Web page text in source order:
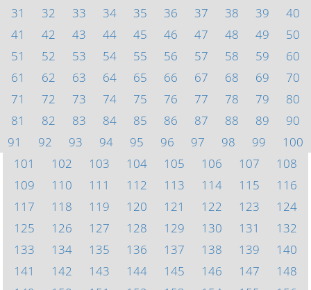
31
32 33 34 35 36 37 38 39
40
41
42 43 44 45 46 47 48 49
50
51
52 53 54 55 56 57 58 59
60
61
62 63 64 65 66 67 68 69
70
71
72 73 74 75 76 77 78 79
80
81
82 83 84 85 86 87 88 89
90
91
92 93 94 95 96 97 98 99
100
101
102 103 104 105 106 107
108
109
110 111 112 113 114 115
116
117
118 119 120 121 122 123
124
125
126 127 128 129 130 131
132
133
134 135 136 137 138 139
140
141
142 143 144 145 146 147
148